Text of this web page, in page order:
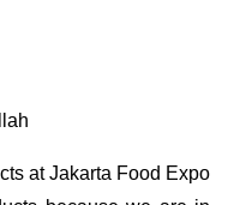
at Jakarta Food Expo